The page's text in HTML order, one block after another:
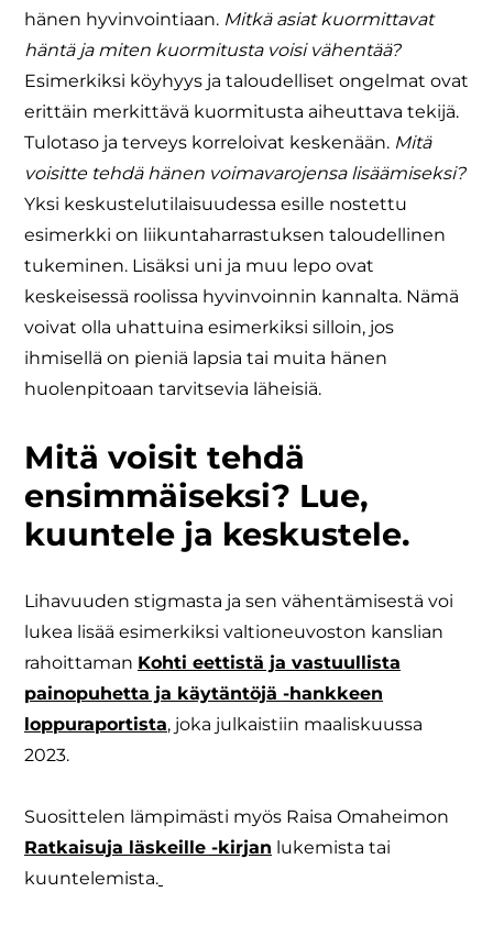
hänen hyvinvointiaan. Mitkä asiat kuormittavat
häntä ja miten kuormitusta voisi vähentää?
Esimerkiksi köyhyys ja taloudelliset ongelmat ovat
erittäin merkittävä kuormitusta aiheuttava tekijä.
Tulotaso ja terveys korreloivat keskenään. Mitä
voisitte tehdä hänen voimavarojensa lisäämiseksi?
Yksi keskustelutilaisuudessa esille nostettu
esimerkki on liikuntaharrastuksen taloudellinen
tukeminen. Lisäksi uni ja muu lepo ovat
keskeisessä roolissa hyvinvoinnin kannalta. Nämä
voivat olla uhattuina esimerkiksi silloin, jos
ihmisellä on pieniä lapsia tai muita hänen
huolenpitoaan tarvitsevia läheisiä.
Mitä voisit tehdä
ensimmäiseksi? Lue,
kuuntele ja keskustele.
Lihavuuden stigmasta ja sen vähentämisestä voi
lukea lisää esimerkiksi valtioneuvoston kanslian
rahoittaman Kohti eettistä ja vastuullista
painopuhetta ja käytäntöjä -hankkeen
loppuraportista, joka julkaistiin maaliskuussa
2023.
Suosittelen lämpimästi myös Raisa Omaheimon
Ratkaisuja läskeille -kirjan lukemista tai
kuuntelemista.